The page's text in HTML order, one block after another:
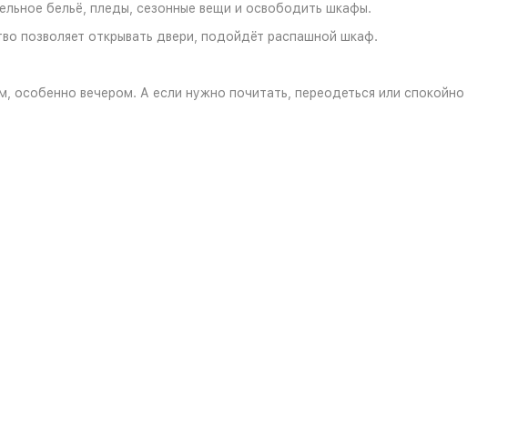
бельё, пледы, сезонные вещи и освободить шкафы.
позволяет открывать двери, подойдёт распашной шкаф.
вечером. А если нужно почитать, переодеться или спокойно